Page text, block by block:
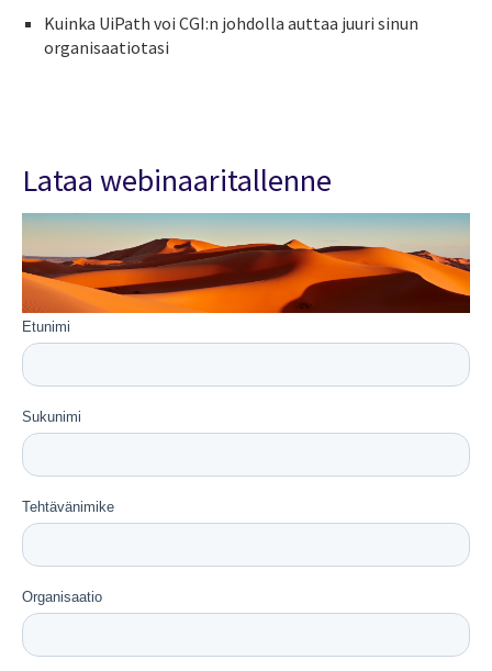
Kuinka UiPath voi CGI:n johdolla auttaa juuri sinun
organisaatiotasi
Lataa webinaaritallenne